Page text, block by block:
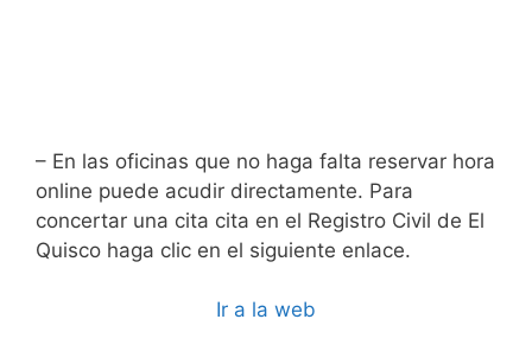
– En las oficinas que no haga falta reservar hora
online puede acudir directamente. Para
concertar una cita cita en el Registro Civil de El
Quisco haga clic en el siguiente enlace.
Ir a la web